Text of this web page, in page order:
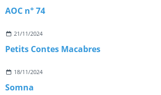
AOC n° 74
21/11/2024
Petits Contes Macabres
18/11/2024
Somna